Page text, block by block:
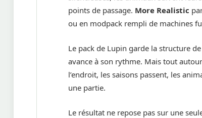
points de passage. More Realistic
ou en modpack rempli de machines
Le pack de Lupin garde la structure
avance à son rythme. Mais tout
l’endroit, les saisons passent, les
une partie.
Le résultat ne repose pas sur une